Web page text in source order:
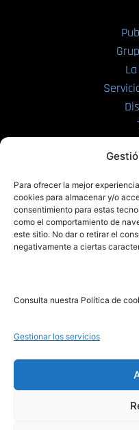
Para ofrecer la mejor
cookies para almacenar y/o
consentimiento para estas
como el comportamiento de
este sitio. No dar o retirar el
negativamente a ciertas
Consulta nuestra Política de
Gestionar los servicios